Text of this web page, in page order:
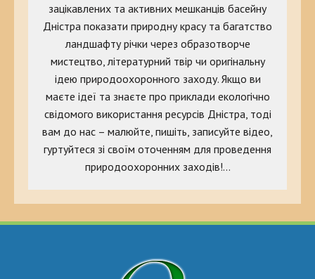
зацікавлених та активних мешканців басейну
Дністра показати природну красу та багатство
ландшафту річки через образотворче
мистецтво, літературний твір чи оригінальну
ідею природоохоронного заходу. Якщо ви
маєте ідеї та знаєте про приклади екологічно
свідомого використання ресурсів Дністра, тоді
вам до нас – малюйте, пишіть, записуйте відео,
гуртуйтеся зі своїм оточенням для проведення
природоохоронних заходів!…